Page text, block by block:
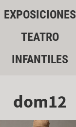
EXPOSICIONES
TEATRO
INFANTILES
dom12